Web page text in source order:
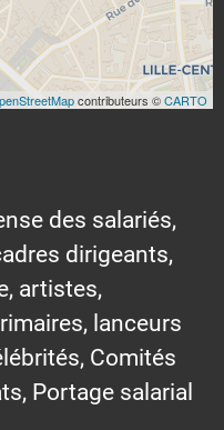
contributeurs ©CARTO
des salariés,
dirigeants,
artistes,
lanceurs
Comités
Portage salarial